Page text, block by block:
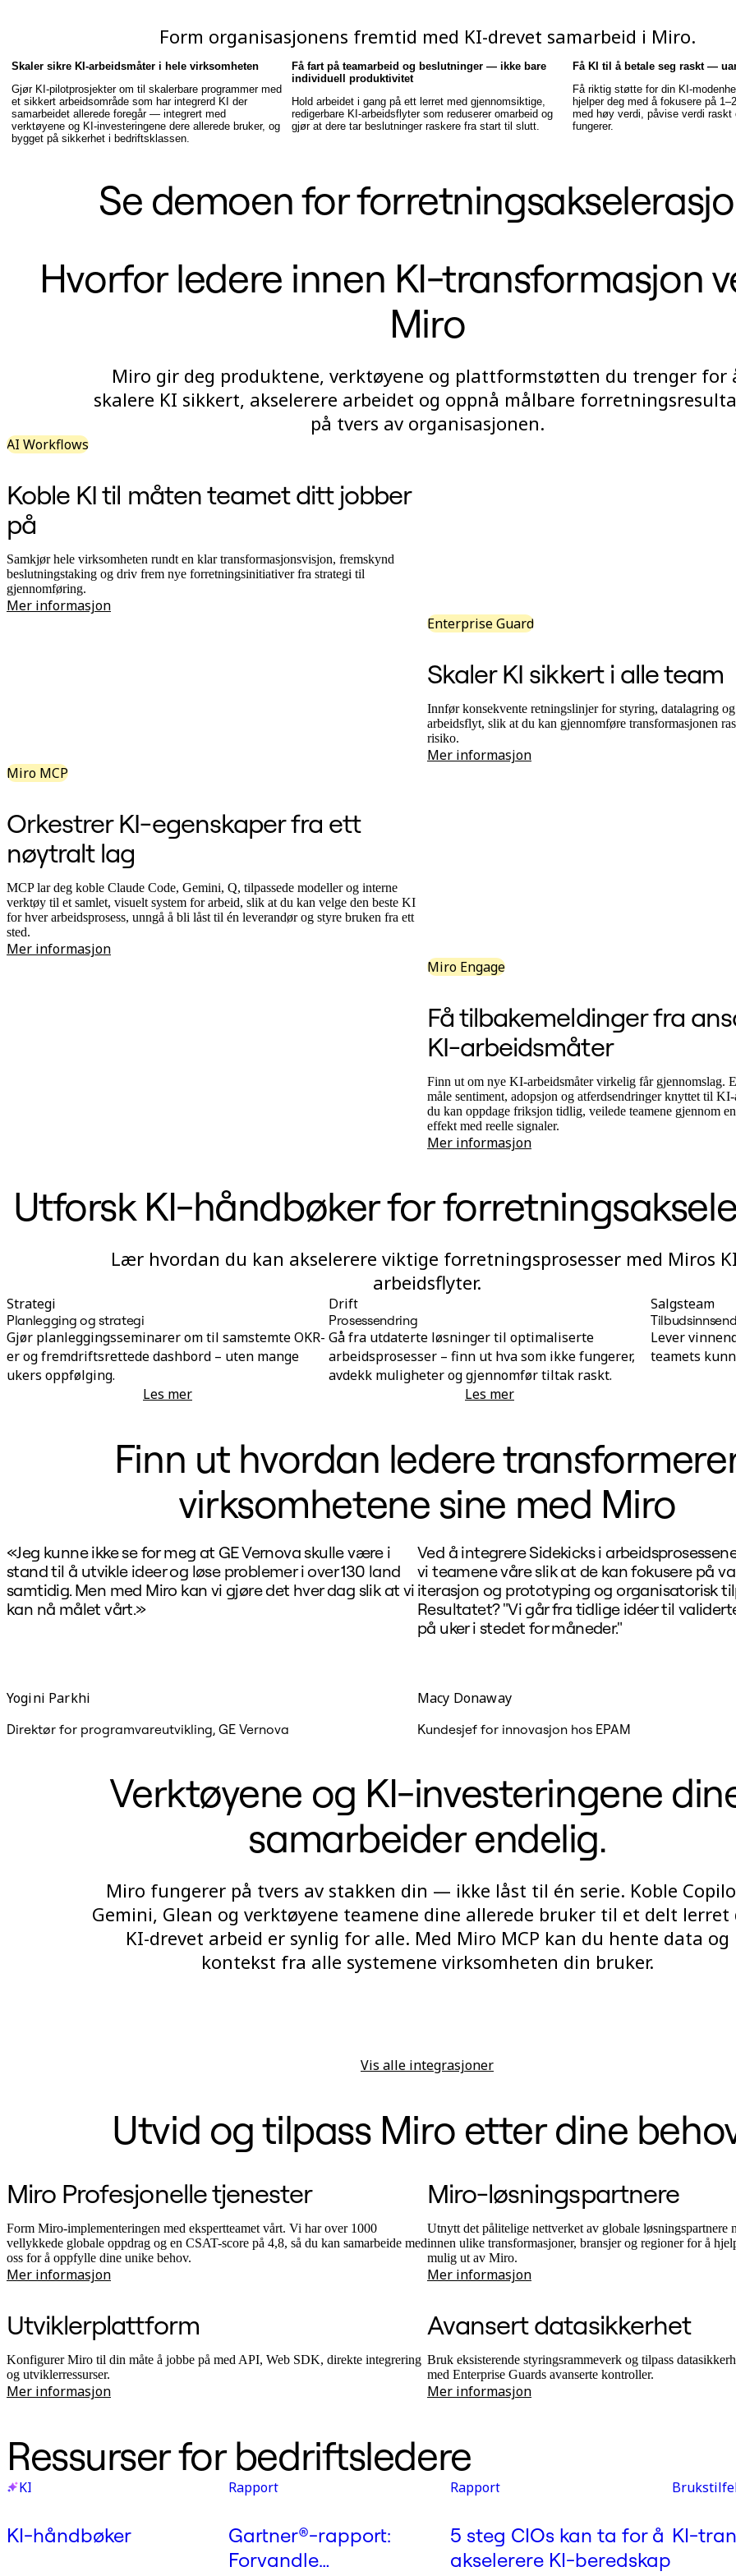
Brukstilfeller
Utvalgt
Utforsk KI-håndbøker
Utforsk Miroverse
Generelt
Diagramming
Tankekart
Konseptkart
Prosessdiagrammer
Prosesskartlegging
Teknisk design og dokumentasjon
Prototyper og wireframes
Målplanlegging
Organisasjonsdesign
Digital
Profesjonelle tjenester
Biovitenskap og farmasøytisk
Etter team
Design og UX
Kundeeksempler
Nettseminarer
Reforge læring
Fellesskap og støtte
Hjelpesenter
Arrangementer
Blogg
Partnere og tjenester
Form organisasjonens fremtid med KI-drevet samarbeid i Miro.
Skaler sikre KI-arbeidsmåter i hele virksomheten
Gjør KI-pilotprosjekter om til skalerbare programmer med
et sikkert arbeidsområde som har integrerd KI der
samarbeidet allerede foregår — integrert med
verktøyene og KI-investeringene dere allerede bruker, og
bygget på sikkerhet i bedriftsklassen.
Få fart på teamarbeid og beslutninger — ikke bare
individuell produktivitet
Hold arbeidet i gang på ett lerret med gjennomsiktige,
redigerbare KI-arbeidsflyter som reduserer omarbeid og
gjør at dere tar beslutninger raskere fra start til slutt.
Få KI til å betale seg raskt —
Få riktig støtte for din KI-
hjelper deg med å fokusere på
med høy verdi, påvise verdi raskt
fungerer.
Se demoen for
Hvorfor ledere innen KI-transformasjon
Miro
Miro gir deg produktene, verktøyene og plattformstøtten du trenger for
skalere KI sikkert, akselerere arbeidet og oppnå målbare
på tvers av organisasjonen.
AI Workflows
Koble KI til måten teamet ditt jobber
på
Samkjør hele virksomheten rundt en klar transformasjonsvisjon, fremskynd
beslutningstaking og driv frem nye forretningsinitiativer fra strategi til
gjennomføring.
Mer informasjon
Enterprise Guard
Skaler KI sikkert i alle team
Innfør konsekvente retningslinjer for styring, datalagring
arbeidsflyt, slik at du kan gjennomføre transformasjonen
risiko.
Mer informasjon
Miro MCP
Orkestrer KI-egenskaper fra ett
nøytralt lag
MCP lar deg koble Claude Code, Gemini, Q, tilpassede modeller og interne
verktøy til et samlet, visuelt system for arbeid, slik at du kan velge den beste KI
for hver arbeidsprosess, unngå å bli låst til én leverandør og styre bruken fra ett
sted.
Mer informasjon
Miro Engage
Få tilbakemeldinger fra
KI-arbeidsmåter
Finn ut om nye KI-arbeidsmåter virkelig får gjennomslag.
måle sentiment, adopsjon og atferdsendringer knyttet til
du kan oppdage friksjon tidlig, veilede teamene gjennom
effekt med reelle signaler.
Mer informasjon
Utforsk KI-håndbøker for
Lær hvordan du kan akselerere viktige forretningsprosesser med Miros
arbeidsflyter.
Strategi
Planlegging og strategi
Gjør planleggingsseminarer om til samstemte OKR-
er og fremdriftsrettede dashbord – uten mange
ukers oppfølging.
Les merPlanlegging og strategi
Drift
Prosessendring
Gå fra utdaterte løsninger til optimaliserte
arbeidsprosesser – finn ut hva som ikke fungerer,
avdekk muligheter og gjennomfør tiltak raskt.
Les merProsessendring
Salgsteam
Lever
teamets
Finn ut hvordan ledere
virksomhetene sine med Miro
«Jeg kunne ikke se for meg at GE Vernova skulle være i
stand til å utvikle ideer og løse problemer i over 130 land
samtidig. Men med Miro kan vi gjøre det hver dag slik at vi
kan nå målet vårt.»
Yogini Parkhi
Direktør for programvareutvikling, GE Vernova
Ved å integrere Sidekicks i
vi teamene våre slik at de kan fokusere på
iterasjon og prototyping og organisatorisk
Resultatet? "Vi går fra tidlige idéer til
på uker i stedet for måneder."
Macy Donaway
Kundesjef for innovasjon hos EPAM
Verktøyene og KI-investeringene
samarbeider endelig.
Miro fungerer på tvers av stakken din — ikke låst til én serie. Koble
Gemini, Glean og verktøyene teamene dine allerede bruker til et delt lerret
KI-drevet arbeid er synlig for alle. Med Miro MCP kan du hente data og
kontekst fra alle systemene virksomheten din bruker.
Vis alle integrasjoner
Utvid og tilpass Miro etter dine
Miro Profesjonelle tjenester
Form Miro-implementeringen med ekspertteamet vårt. Vi har over 1000
vellykkede globale oppdrag og en CSAT-score på 4,8, så du kan samarbeide med
oss for å oppfylle dine unike behov.
Mer informasjon
Miro-løsningspartnere
Utnytt det pålitelige nettverket av globale løsningspartnere
innen ulike transformasjoner, bransjer og regioner for å
mulig ut av Miro.
Mer informasjon
Utviklerplattform
Konfigurer Miro til din måte å jobbe på med API, Web SDK, direkte integrering
og utviklerressurser.
Mer informasjon
Avansert datasikkerhet
Bruk eksisterende styringsrammeverk og tilpass
med Enterprise Guards avanserte kontroller.
Mer informasjon
Ressurser for bedriftsledere
KI
KI-håndbøker
Rapport
Gartner®-rapport:
Forvandle
Rapport
5 steg CIOs kan ta for å
akselerere KI-beredskap
KI-